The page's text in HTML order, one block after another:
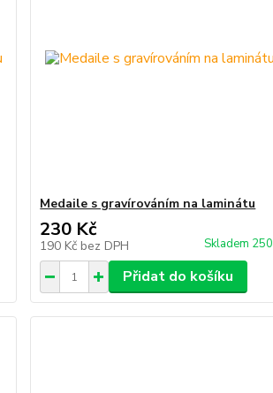
Medaile s gravírováním na laminátu
230 Kč
190 Kč bez DPH Skladem 250
Přidat do košíku